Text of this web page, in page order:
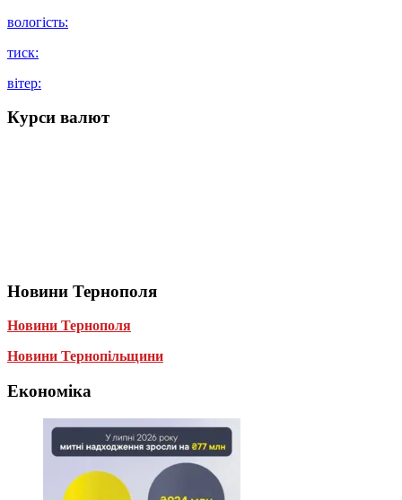
вологість:
тиск:
вітер:
Курси валют
Новини Тернополя
Новини Тернополя
Новини Тернопільщини
Економіка